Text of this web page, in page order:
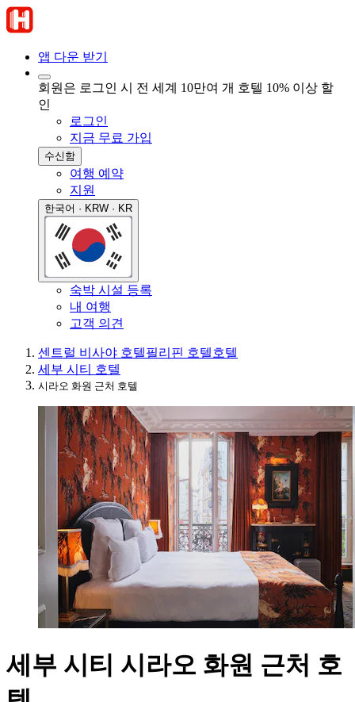
앱 다운 받기
회원은 로그인 시 전 세계 10만여 개 호텔 10% 이상 할
인
로그인
지금 무료 가입
수신함
여행 예약
지원
한국어 · KRW · KR
숙박 시설 등록
내 여행
고객 의견
센트럴 비사야 호텔필리핀 호텔호텔
세부 시티 호텔
시라오 화원 근처 호텔
세부 시티 시라오 화원 근처 호